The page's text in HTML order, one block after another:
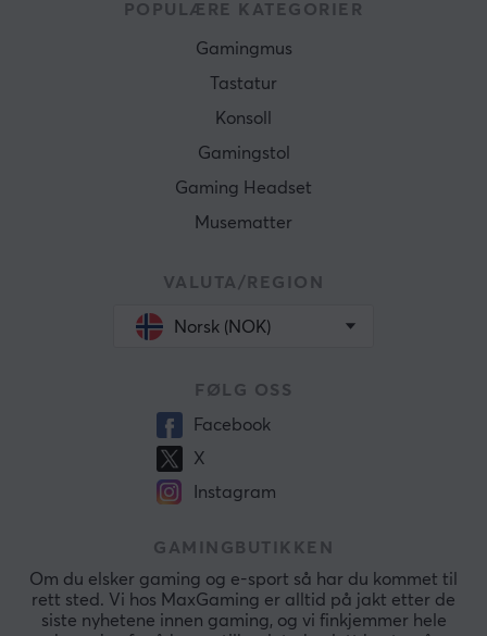
POPULÆRE KATEGORIER
Gamingmus
Tastatur
Konsoll
Gamingstol
Gaming Headset
Musematter
VALUTA/REGION
Norsk (NOK)
FØLG OSS
Facebook
X
Instagram
GAMINGBUTIKKEN
Om du elsker gaming og e-sport så har du kommet til
rett sted. Vi hos MaxGaming er alltid på jakt etter de
siste nyhetene innen gaming, og vi finkjemmer hele